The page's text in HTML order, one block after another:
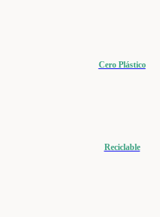
Cero Plástico
Reciclable